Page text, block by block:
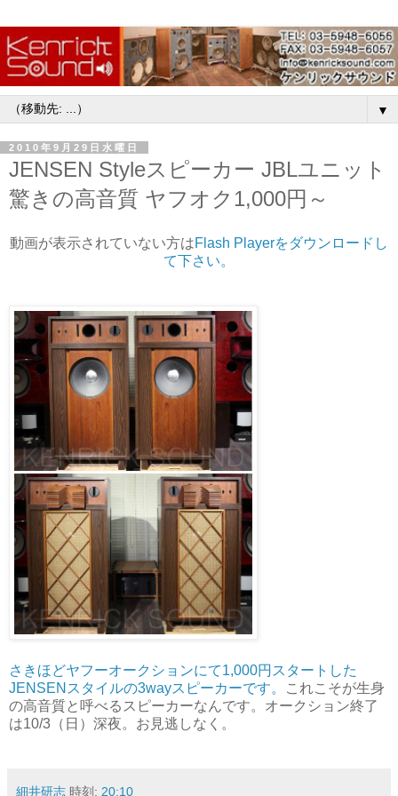
▼
2010年9月29日水曜日
JENSEN Styleスピーカー JBLユニット
驚きの高音質 ヤフオク1,000円～
動画が表示されていない方はFlash Playerをダウンロードし
て下さい。
さきほどヤフーオークションにて1,000円スタートした
JENSENスタイルの3wayスピーカーです。
これこそが生身
の高音質と呼べるスピーカーなんです。オークション終了
は10/3（日）深夜。お見逃しなく。
細井研志 時刻: 20:10